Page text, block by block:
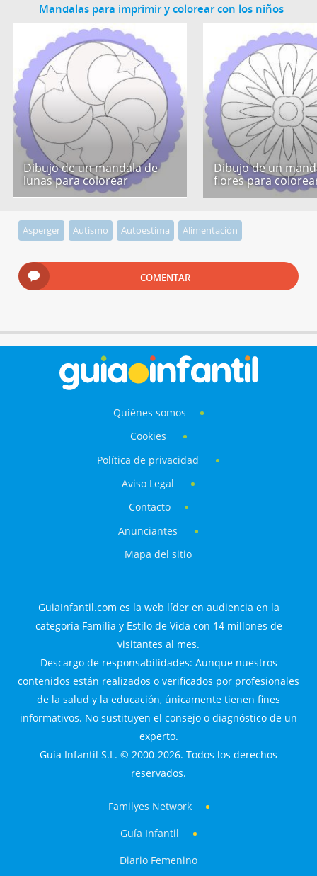
Mandalas para imprimir y colorear con los niños
Dibujo de un mandala de
lunas para colorear
Dibujo de un
flores para
Asperger Autismo Autoestima Alimentación
COMENTAR
Quiénes somos
Cookies
Política de privacidad
Aviso Legal
Contacto
Anunciantes
Mapa del sitio
GuiaInfantil.com es la web líder en audiencia en la
categoría Familia y Estilo de Vida con 14 millones de
visitantes al mes.
Descargo de responsabilidades: Aunque nuestros
contenidos están realizados o verificados por profesionales
de la salud y la educación, únicamente tienen fines
informativos. No sustituyen el consejo o diagnóstico de un
experto.
Guía Infantil S.L. © 2000-2026. Todos los derechos
reservados.
Familyes Network
Guía Infantil
Diario Femenino